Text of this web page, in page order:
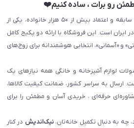
رو برات ، ساده کنیم❤️
با سال‌ها سابقه و اعتماد بیش از ۵۰ هزار خانواده، یکی از
ایران است. این فروشگاه با ارائه دو پکیج کامل
و «آسمانی»، انتخابی هوشمندانه برای زوج‌های
لوازم آشپزخانه و خانگی همه نیازهای یک
ارسال به سراسر کشور، ضمانت کیفیت کالاها،
حرفه‌ای ، خریدی آسان و مطمئن را برای
چه به دنبال تکمیل خانه‌تان،نیک‌اندیش در کنار